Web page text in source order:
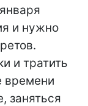
и нужно
и тратить
времени
заняться